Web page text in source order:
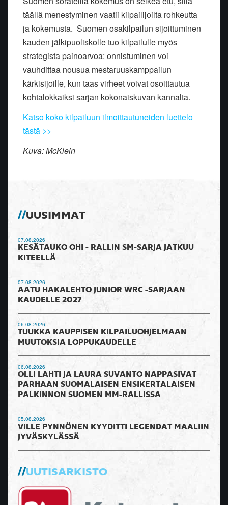
täällä menestyminen vaatii kilpailijoilta rohkeutta
ja kokemusta. Suomen osakilpailun sijoittuminen
kauden jälkipuoliskolle tuo kilpailulle myös
strategista painoarvoa: onnistuminen voi
vauhdittaa nousua mestaruuskamppailun
kärkisijoille, kun taas virheet voivat osoittautua
kohtalokkaiksi sarjan kokonaiskuvan kannalta.
Katso koko kilpailuun ilmoittautuneiden luettelo
tästä >>
Kuva: McKlein
UUSIMMAT
07.08.2026
KESÄTAUKO OHI - RALLIN SM-SARJA JATKUU
KITEELLÄ
07.08.2026
AATU HAKALEHTO JUNIOR WRC -SARJAAN
KAUDELLE 2027
06.08.2026
TUUKKA KAUPPISEN KILPAILUOHJELMAAN
MUUTOKSIA LOPPUKAUDELLE
06.08.2026
OLLI LAHTI JA LAURA SUVANTO NAPPASIVAT
PARHAAN SUOMALAISEN ENSIKERTALAISEN
PALKINNON SUOMEN MM-RALLISSA
05.08.2026
VILLE PYNNÖNEN KYYDITTI LEGENDAT MAALIIN
JYVÄSKYLÄSSÄ
UUTISARKISTO